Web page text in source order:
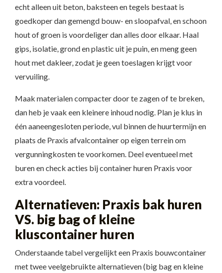
echt alleen uit beton, baksteen en tegels bestaat is
goedkoper dan gemengd bouw- en sloopafval, en schoon
hout of groen is voordeliger dan alles door elkaar. Haal
gips, isolatie, grond en plastic uit je puin, en meng geen
hout met dakleer, zodat je geen toeslagen krijgt voor
vervuiling.
Maak materialen compacter door te zagen of te breken,
dan heb je vaak een kleinere inhoud nodig. Plan je klus in
één aaneengesloten periode, vul binnen de huurtermijn en
plaats de Praxis afvalcontainer op eigen terrein om
vergunningkosten te voorkomen. Deel eventueel met
buren en check acties bij container huren Praxis voor
extra voordeel.
Alternatieven: Praxis bak huren
VS. big bag of kleine
kluscontainer huren
Onderstaande tabel vergelijkt een Praxis bouwcontainer
met twee veelgebruikte alternatieven (big bag en kleine